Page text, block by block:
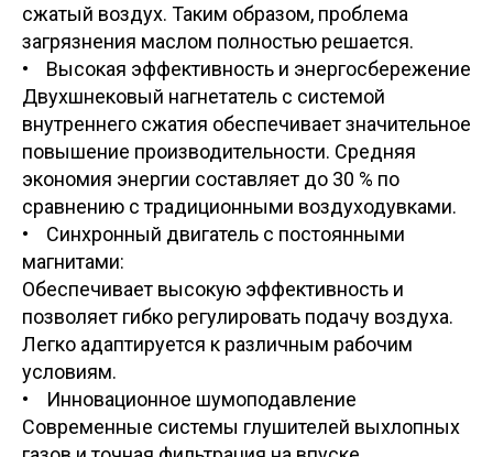
сжатый воздух. Таким образом, проблема
загрязнения маслом полностью решается.
• Высокая эффективность и энергосбережение
Двухшнековый нагнетатель с системой
внутреннего сжатия обеспечивает значительное
повышение производительности. Средняя
экономия энергии составляет до 30 % по
сравнению с традиционными воздуходувками.
• Синхронный двигатель с постоянными
магнитами:
Обеспечивает высокую эффективность и
позволяет гибко регулировать подачу воздуха.
Легко адаптируется к различным рабочим
условиям.
• Инновационное шумоподавление
Современные системы глушителей выхлопных